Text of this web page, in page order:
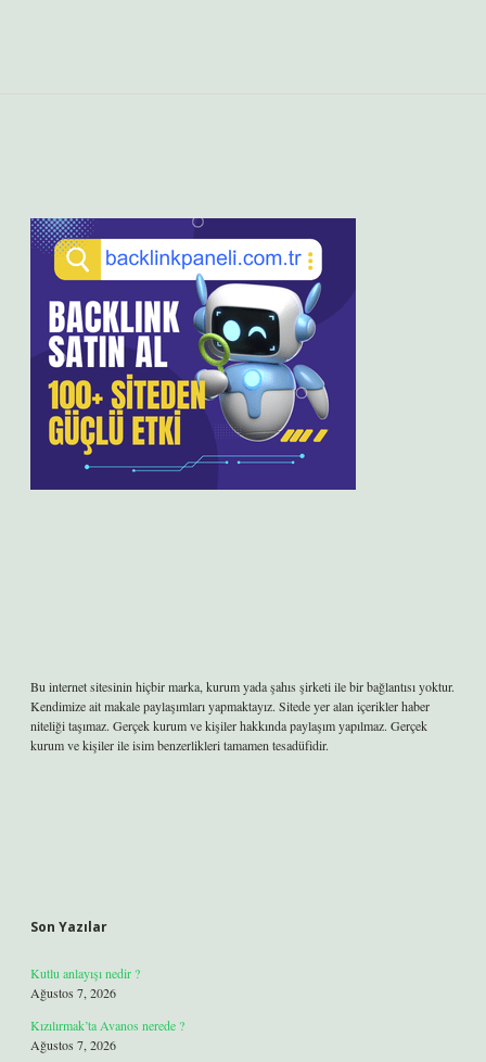
Bu internet sitesinin hiçbir marka, kurum yada şahıs şirketi ile bir bağlantısı yoktur.
Kendimize ait makale paylaşımları yapmaktayız. Sitede yer alan içerikler haber
niteliği taşımaz. Gerçek kurum ve kişiler hakkında paylaşım yapılmaz. Gerçek
kurum ve kişiler ile isim benzerlikleri tamamen tesadüfidir.
Son Yazılar
Kutlu anlayışı nedir ?
Ağustos 7, 2026
Kızılırmak’ta Avanos nerede ?
Ağustos 7, 2026